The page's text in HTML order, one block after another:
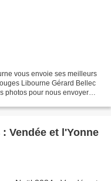
vous envoie ses meilleurs
Libourne Gérard Bellec
photos pour nous envoyer
18 Tour de France Noël 2024 : Vendée et l'Yonne